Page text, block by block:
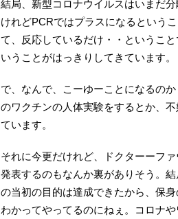
結局、新型コロナウイルスはいまだ
けれどPCRではプラスになるという
て、反応しているだけ・・というこ
いうことがはっきりしてきています。
で、なんで、こーゆーことになるの
のワクチンの人体実験をするとか、
ています。
それに今更だけれど、ドクターーフ
発表するのもなんか裏がありそう。
の当初の目的は達成できたから、保
わかってやってるのにねぇ。コロナ